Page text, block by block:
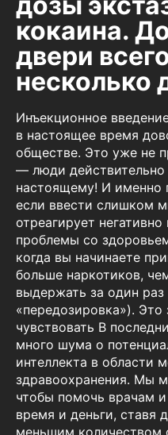
кокаина.
двери
несколько
Инъекционное
в настоящее время
обществе. Это уже не
— люди
настоящему! И именно
если ввести слишком
отреагирует
проблемы со
когда вы начинаете
больше наркотиков,
выдержать за один
«передозировка»). Это
чувствовать В
много шума о
интеллекта в области
здравоохранения. Мы
чтобы помочь врачам
время и деньги, ставя